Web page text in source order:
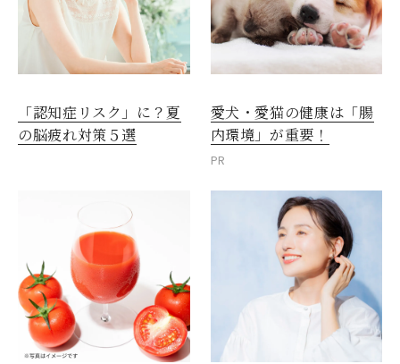
「認知症リスク」に？夏
の脳疲れ対策５選
愛犬・愛猫の健康は「腸
内環境」が重要！
PR